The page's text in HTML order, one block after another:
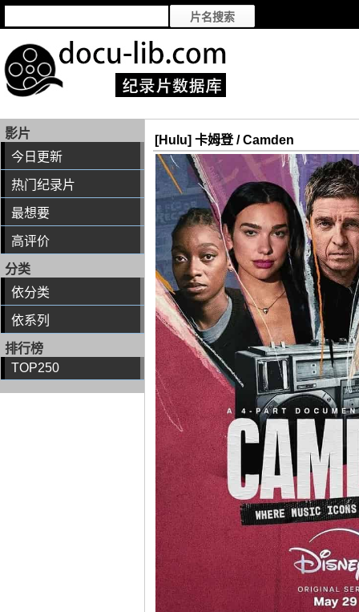
影片
今日更新
热门纪录片
最想要
高评价
分类
依分类
依系列
排行榜
TOP250
[Hulu] 卡姆登 / Camden